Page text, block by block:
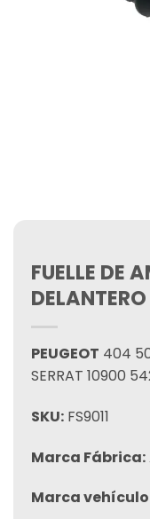
FUELLE DE
DELANTERO
PEUGEOT 404
SERRAT 10900
SKU: FS9011
Marca Fábrica:
Marca